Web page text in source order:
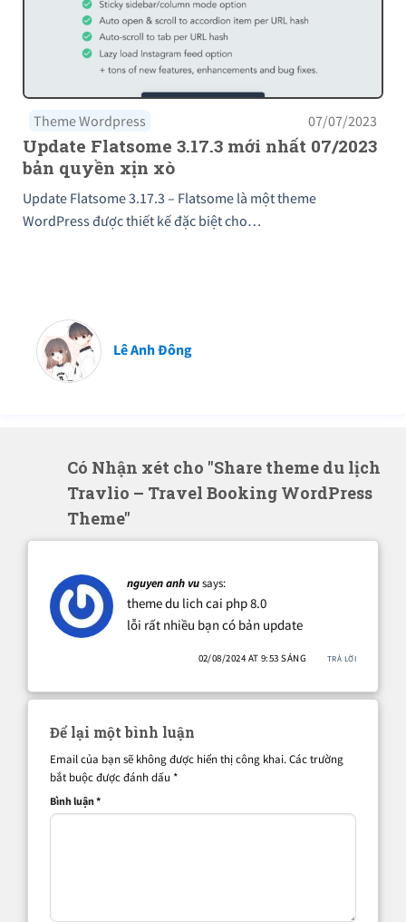
Theme Wordpress 07/07/2023
Update Flatsome 3.17.3 mới nhất 07/2023
bản quyền xịn xò
Update Flatsome 3.17.3 – Flatsome là một theme
WordPress được thiết kế đặc biệt cho…
Lê Anh Đông
Có Nhận xét cho "Share theme du lịch
Travlio – Travel Booking WordPress
Theme"
nguyen anh vusays:
theme du lich cai php 8.0
lỗi rất nhiều bạn có bản update
02/08/2024 AT 9:53 SÁNG TRẢ LỜI
Để lại một bình luận
Email của bạn sẽ không được hiển thị công khai.Các trường
bắt buộc được đánh dấu *
Bình luận*